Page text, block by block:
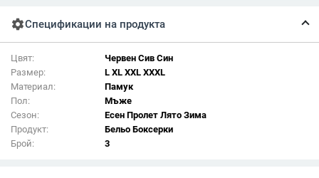
settingsСпецификации на продукта
Цвят:
Червен Сив Син
Размер:
L XL XXL XXXL
Материал:
Памук
Пол:
Мъже
Сезон:
Есен Пролет Лято Зима
Продукт:
Бельо Боксерки
Брой:
3